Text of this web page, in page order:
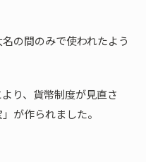
の間のみで使われたよう
り、貨幣制度が見直さ
が作られました。